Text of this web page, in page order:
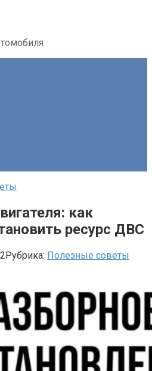
как
ресурс ДВС
Рубрика: Полезные советы